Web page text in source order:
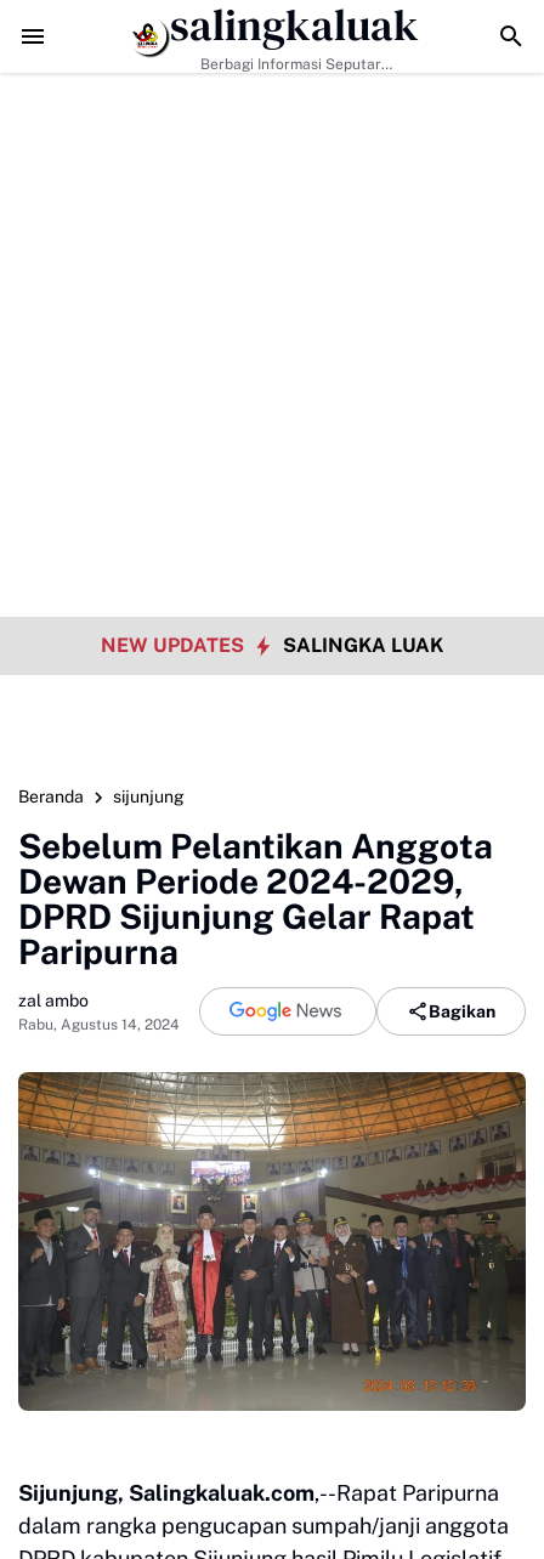
Ke-129 Jadikan Penyuluhan Satpol PP Sarana Membangun
salingkaluak
Berbagi Informasi Seputar
NEW UPDATES SALINGKA LUAK
Beranda sijunjung
Sebelum Pelantikan Anggota
Dewan Periode 2024-2029,
DPRD Sijunjung Gelar Rapat
Paripurna
zal ambo
Rabu, Agustus 14, 2024
Bagikan
Sijunjung, Salingkaluak.com,--Rapat Paripurna
dalam rangka pengucapan sumpah/janji anggota